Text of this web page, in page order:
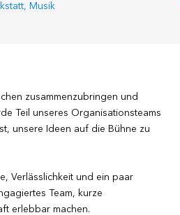
Musik
zusammenzubringen und
Teil unseres Organisationsteams
unsere Ideen auf die Bühne zu
Verlässlichkeit und ein paar
Team, kurze
erlebbar machen.